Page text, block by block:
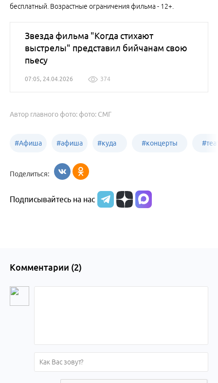
бесплатный. Возрастные ограничения фильма - 12+.
Звезда фильма "Когда стихают
выстрелы" представил бийчанам свою
пьесу
07:05, 24.04.2026 374
Автор главного фото: фото: СМГ
#Афиша #афиша
Бийск
#куда
Бийске
#концерты #
Поделиться:
Подписывайтесь на нас
Комментарии (2)